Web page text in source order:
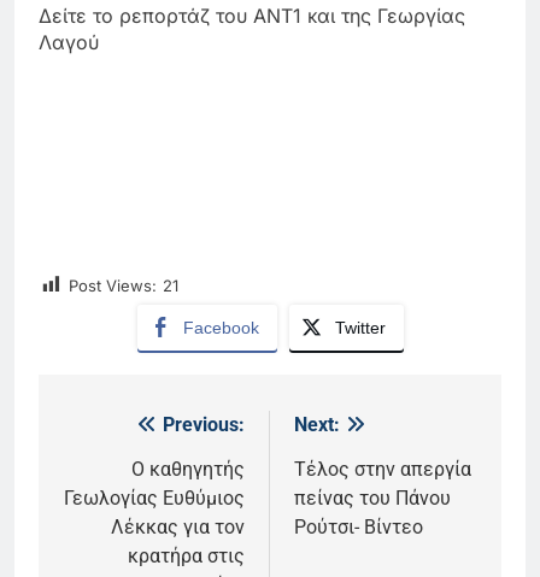
Δείτε το ρεπορτάζ του ΑΝΤ1 και της Γεωργίας
Λαγού
Post Views: 21
Facebook Twitter
Πλοήγηση
άρθρων
Previous:
Ο καθηγητής
Γεωλογίας Ευθύμιος
Λέκκας για τον
κρατήρα στις
Next:
Τέλος στην απεργία
πείνας του Πάνου
Ρούτσι- Βίντεο